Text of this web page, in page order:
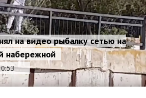
на видео рыбалку сетью на
набережной